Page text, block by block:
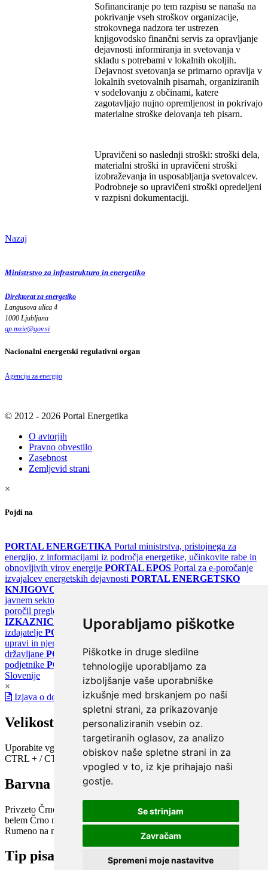
Uporabljamo piškotke
Piškotke in druge sledilne
tehnologije uporabljamo za
izboljšanje vaše uporabniške
izkušnje med brskanjem po naši
spletni strani, za prikazovanje
personaliziranih vsebin oz.
targetiranih oglasov, za analizo
obiskov naše spletne strani in za
vpogled v to, iz kje prihajajo naši
gostje.
Se strinjam
Zavračam
Spremeni moje nastavitve
Sofinanciranje po tem razpisu se nanaša na
pokrivanje vseh stroškov organizacije,
strokovnega nadzora ter ustrezen
knjigovodsko finančni servis za opravljanje
dejavnosti informiranja in svetovanja v
skladu s potrebami v lokalnih okoljih.
Dejavnost svetovanja se primarno opravlja v
lokalnih svetovalnih pisarnah, organiziranih
v sodelovanju z občinami, katere
zagotavljajo nujno opremljenost in pokrivajo
materialne stroške delovanja teh pisarn.
Upravičeni so naslednji stroški: stroški dela,
materialni stroški in upravičeni stroški
izobraževanja in usposabljanja svetovalcev.
Podrobneje so upravičeni stroški opredeljeni
v razpisni dokumentaciji.
Nazaj
Ministrstvo za infrastrukturo in energetiko
Direktorat za energetiko
Langusova ulica 4
1000 Ljubljana
gp.mzie@gov.si
Nacionalni energetski regulativni organ
Agencija za energijo
© 2012 - 2026 Portal Energetika
O avtorjih
Pravno obvestilo
Zasebnost
Zemljevid strani
×
Pojdi na
PORTAL ENERGETIKA Portal ministrstva, pristojnega za
energijo, z informacijami iz področja energetike, učinkovite rabe in
obnovljivih virov energije PORTAL EPOS Portal za e-poročanje
izvajalcev energetskih dejavnosti PORTAL ENERGETSKO
KNJIGOVODSTVO
javnem sektorju
poročil pregledov klimatskih sistemov
IZKAZNICE
Register energetskih izkaznic - za izdelovalce in
izdajatelje PORTAL GOV.SI Osrednje spletno mesto o državni
upravi in njenih storitvah
državljane PORTAL SPOT Državni portal za podjetja in
podjetnike PORTAL OPSI Državni portal odprtih podatkov
Slovenije
×
Izjava o dostopnosti
Velikost pisave
Uporabite vgrajeno funkcijo brskalnika
CTRL + / CTRL -
Barvna shema
Privzeto Črno na belem Belo na črnem Črno na bež
belem Črno na zelenem Črno na rumenem Modro na rumenem
Rumeno na modrem
Turkizno na črnem Črno na vijoličnem
Tip pisave